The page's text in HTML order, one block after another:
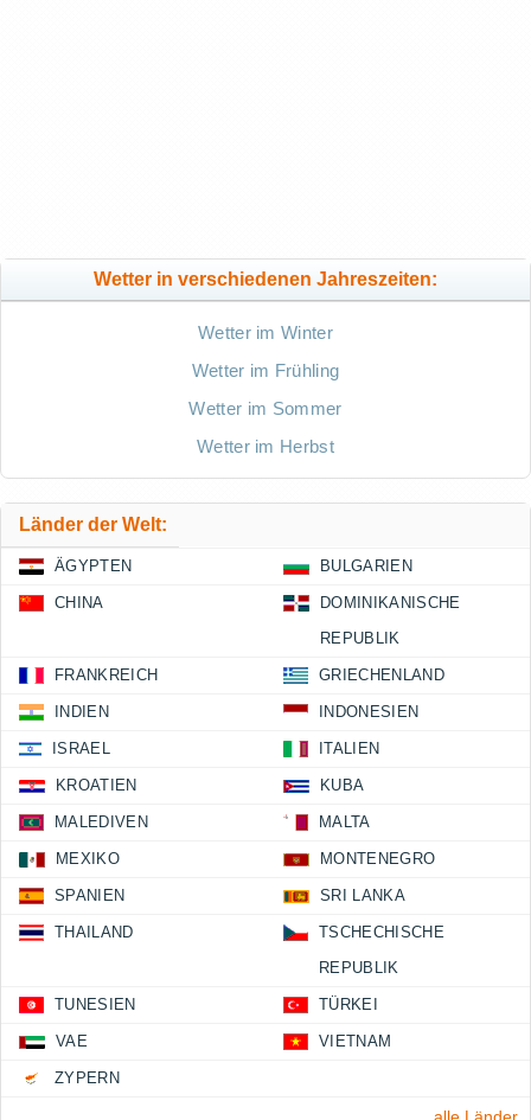
Wetter in verschiedenen Jahreszeiten:
Wetter im Winter
Wetter im Frühling
Wetter im Sommer
Wetter im Herbst
Länder der Welt:
ÄGYPTEN BULGARIEN
CHINA
DOMINIKANISCHE
REPUBLIK
FRANKREICH GRIECHENLAND
INDIEN INDONESIEN
ISRAEL ITALIEN
KROATIEN KUBA
MALEDIVEN MALTA
MEXIKO MONTENEGRO
SPANIEN SRI LANKA
THAILAND
TSCHECHISCHE
REPUBLIK
TUNESIEN TÜRKEI
VAE VIETNAM
ZYPERN